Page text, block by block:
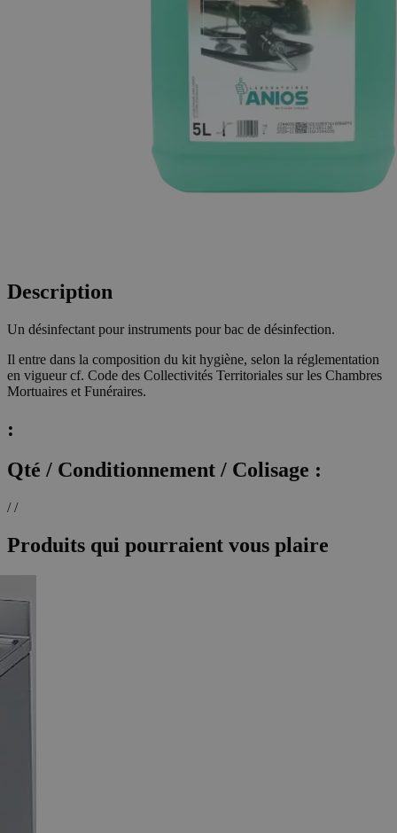
Description
Un désinfectant pour instruments pour bac de désinfection.
Il entre dans la composition du kit hygiène, selon la réglementation
en vigueur cf. Code des Collectivités Territoriales sur les Chambres
Mortuaires et Funéraires.
:
Qté / Conditionnement / Colisage :
/ /
Produits qui pourraient vous plaire